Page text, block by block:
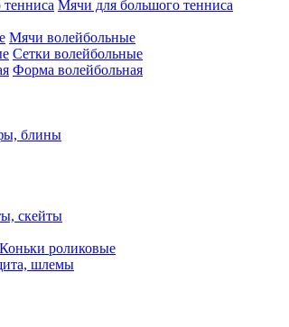
Мячи для большого тенниса
Мячи волейбольные
Сетки волейбольные
Форма волейбольная
блины
скейты
Коньки роликовые
шлемы